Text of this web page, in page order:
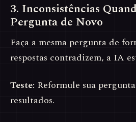
3. Inconsistências
Pergunta de Novo
Faça a mesma pergunta de
respostas contradizem, a IA
Teste: Reformule sua
resultados.